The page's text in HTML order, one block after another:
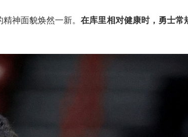
精神面貌焕然一新。在库里相对健康时，勇士